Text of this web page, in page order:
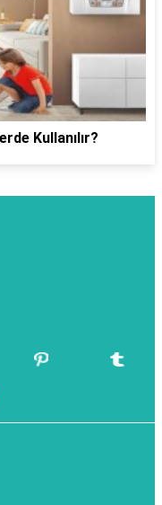
Kullanılır?